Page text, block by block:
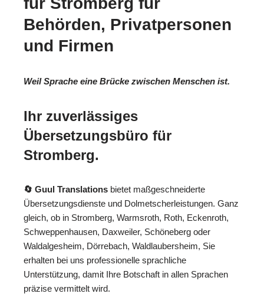
Behörden, Privatpersonen
und Firmen
Weil Sprache eine Brücke zwischen Menschen ist.
Ihr zuverlässiges
Übersetzungsbüro für
Stromberg.
🔄 Guul Translations bietet maßgeschneiderte
Übersetzungsdienste und Dolmetscherleistungen. Ganz
gleich, ob in Stromberg, Warmsroth, Roth, Eckenroth,
Schweppenhausen, Daxweiler, Schöneberg oder
Waldalgesheim, Dörrebach, Waldlaubersheim, Sie
erhalten bei uns professionelle sprachliche
Unterstützung, damit Ihre Botschaft in allen Sprachen
präzise vermittelt wird.